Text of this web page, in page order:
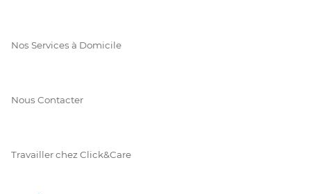
Nos Services à Domicile
Nous Contacter
Travailler chez Click&Care